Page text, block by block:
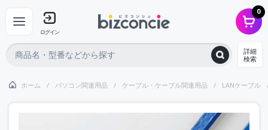
ログイン
0
詳細
検索
ホーム パソコン関連用品 ケーブル・ケーブル関連用品 LANケーブル